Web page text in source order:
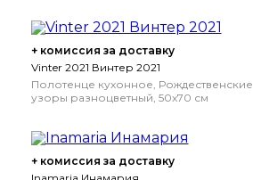
+ комиссия за доставку
Vinter 2021 Винтер 2021
Полотенце кухонное, Рождественские
узоры разноцветный, 50x70 см
+ комиссия за доставку